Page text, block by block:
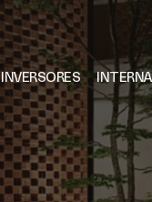
INVERSORES